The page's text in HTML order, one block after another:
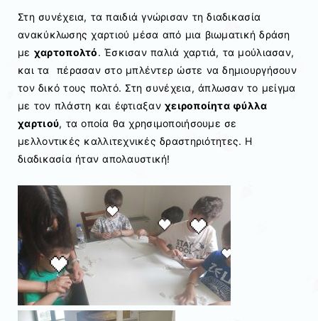
Στη συνέχεια, τα παιδιά γνώρισαν τη διαδικασία
ανακύκλωσης χαρτιού μέσα από μια βιωματική δράση
με χαρτοπολτό. Έσκισαν παλιά χαρτιά, τα μούλιασαν,
και τα πέρασαν στο μπλέντερ ώστε να δημιουργήσουν
τον δικό τους πολτό. Στη συνέχεια, άπλωσαν το μείγμα
με τον πλάστη και έφτιαξαν χειροποίητα φύλλα
χαρτιού, τα οποία θα χρησιμοποιήσουμε σε
μελλοντικές καλλιτεχνικές δραστηριότητες. Η
διαδικασία ήταν απολαυστική!